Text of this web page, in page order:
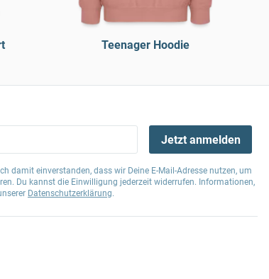
Teenager Hoodie
Jetzt anmelden
damit einverstanden, dass wir Deine E-Mail-Adresse nutzen, um
Du kannst die Einwilligung jederzeit widerrufen. Informationen,
Datenschutzerklärung.